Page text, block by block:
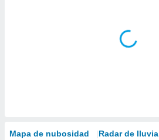
Mapa de nubosidad Radar de lluvia